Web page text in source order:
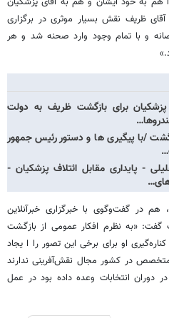
ظریف نقش بسیار موثری در برگزاری
و با تمام وجود وارد صحنه شد و هر
برای بازگشت ظریف به دولت
/با پیگیری ها و دستور رئیس جمهور
- پایداری مقابل ائتلاف پزشکیان -
هم در گفت‌وگوی با خبرگزاری خبرآنلاین
«به نظرم افکار عمومی از بازگشت
او برای برخی این تصور را ا یجاد
در کشور مجال نقش‌آفرینی ندارند
دوران انتخابات وعده داده بود در عمل